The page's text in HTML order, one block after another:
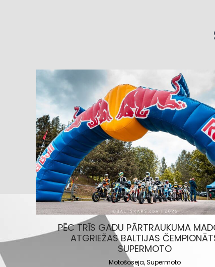
PĒC TRĪS GADU PĀRTRAUKUMA
ATGRIEŽAS BALTIJAS
SUPERMOTO
Motošoseja,Supermoto